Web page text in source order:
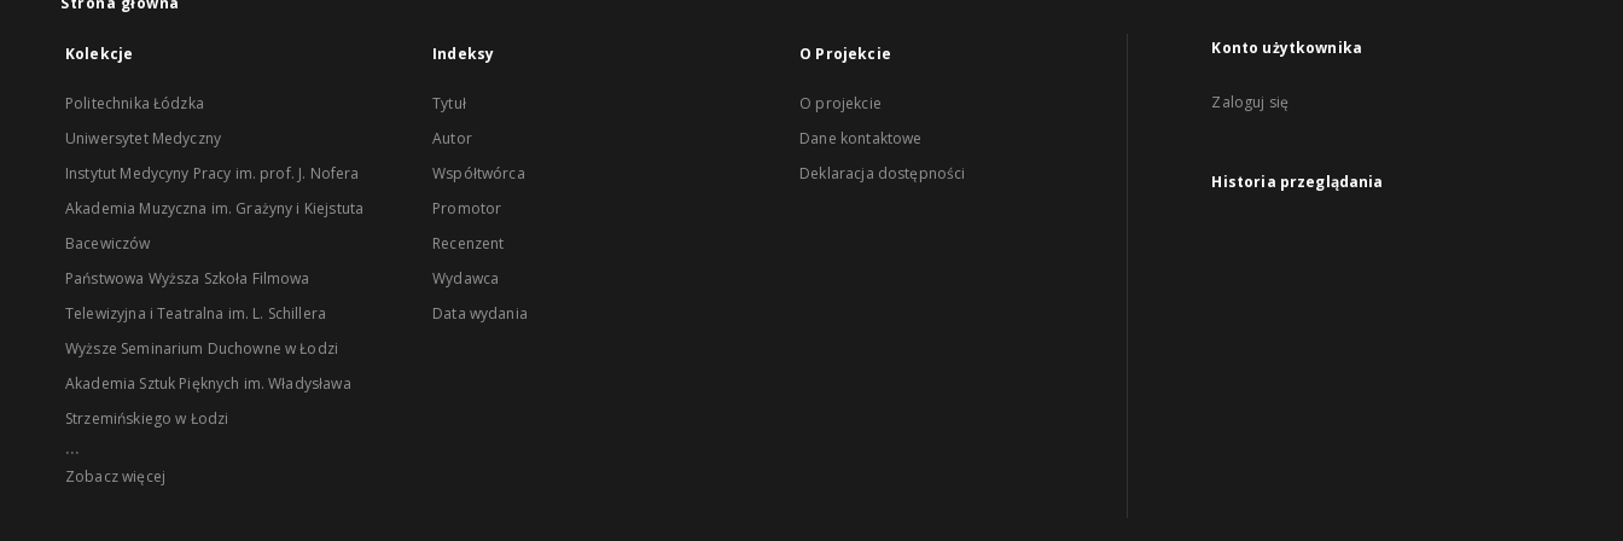
Kolekcje
Politechnika Łódzka
Uniwersytet Medyczny
Instytut Medycyny Pracy im. prof. J. Nofera
Akademia Muzyczna im. Grażyny i Kiejstuta
Bacewiczów
Państwowa Wyższa Szkoła Filmowa
Telewizyjna i Teatralna im. L. Schillera
Wyższe Seminarium Duchowne w Łodzi
Akademia Sztuk Pięknych im. Władysława
Strzemińskiego w Łodzi
...
Zobacz więcej
Indeksy
Tytuł
Autor
Współtwórca
Promotor
Recenzent
Wydawca
Data wydania
O Projekcie
O projekcie
Dane kontaktowe
Deklaracja dostępności
Konto użytkownika
Zaloguj się
Historia przeglądania